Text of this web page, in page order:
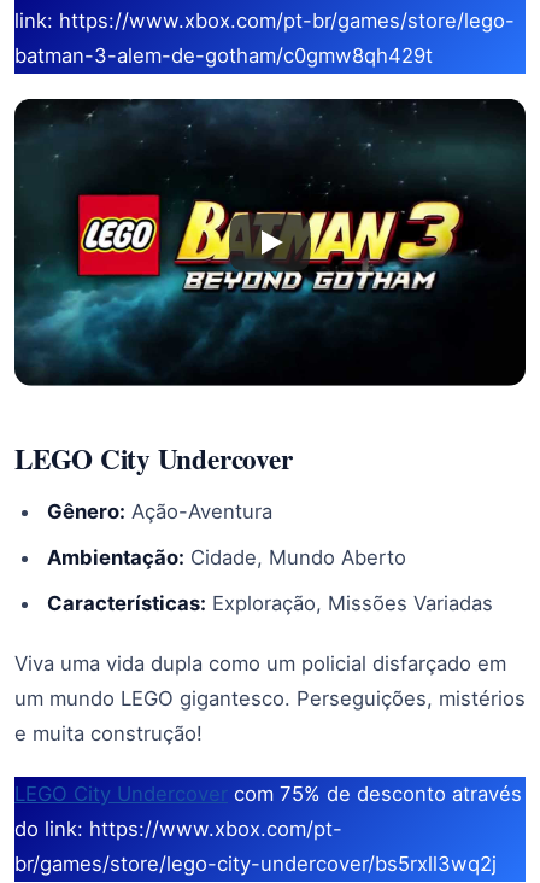
link: https://www.xbox.com/pt-br/games/store/lego-
batman-3-alem-de-gotham/c0gmw8qh429t
LEGO City Undercover
Gênero: Ação-Aventura
Ambientação: Cidade, Mundo Aberto
Características: Exploração, Missões Variadas
Viva uma vida dupla como um policial disfarçado em
um mundo LEGO gigantesco. Perseguições, mistérios
e muita construção!
LEGO City Undercover com 75% de desconto através
do link: https://www.xbox.com/pt-
br/games/store/lego-city-undercover/bs5rxll3wq2j